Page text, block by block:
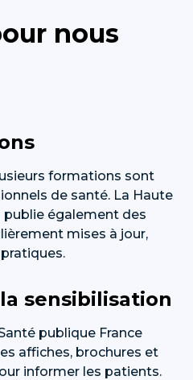
nous
formations sont
de santé. La Haute
publie également des
mises à jour,
sensibilisation
publique France
affiches, brochures et
informer les patients.